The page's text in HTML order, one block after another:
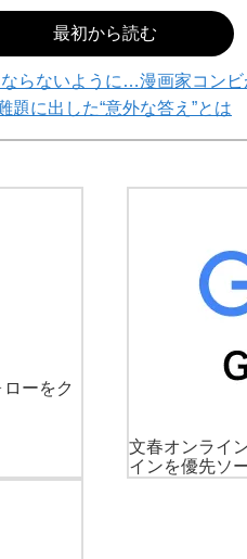
最初から読む
らないように…漫画家コン
題に出した“意外な答え”とは
ーをク
文春オンライ
インを優先ソ